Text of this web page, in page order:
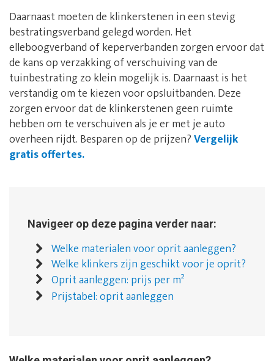
Daarnaast moeten de klinkerstenen in een stevig
bestratingsverband gelegd worden. Het
elleboogverband of keperverbanden zorgen ervoor dat
de kans op verzakking of verschuiving van de
tuinbestrating zo klein mogelijk is. Daarnaast is het
verstandig om te kiezen voor opsluitbanden. Deze
zorgen ervoor dat de klinkerstenen geen ruimte
hebben om te verschuiven als je er met je auto
overheen rijdt. Besparen op de prijzen?Vergelijk
gratis offertes.
Navigeer op deze pagina verder naar:
Welke materialen voor oprit aanleggen?
Welke klinkers zijn geschikt voor je oprit?
Oprit aanleggen: prijs per m²
Prijstabel: oprit aanleggen